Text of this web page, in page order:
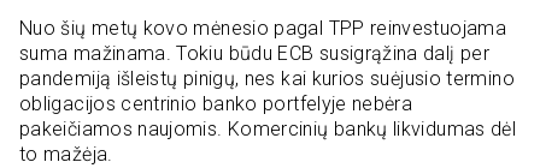
Nuo šių metų kovo mėnesio pagal TPP reinvestuojama
suma mažinama. Tokiu būdu ECB susigrąžina dalį per
pandemiją išleistų pinigų, nes kai kurios suėjusio termino
obligacijos centrinio banko portfelyje nebėra
pakeičiamos naujomis. Komercinių bankų likvidumas dėl
to mažėja.